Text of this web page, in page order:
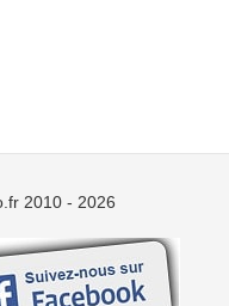
2010 - 2026